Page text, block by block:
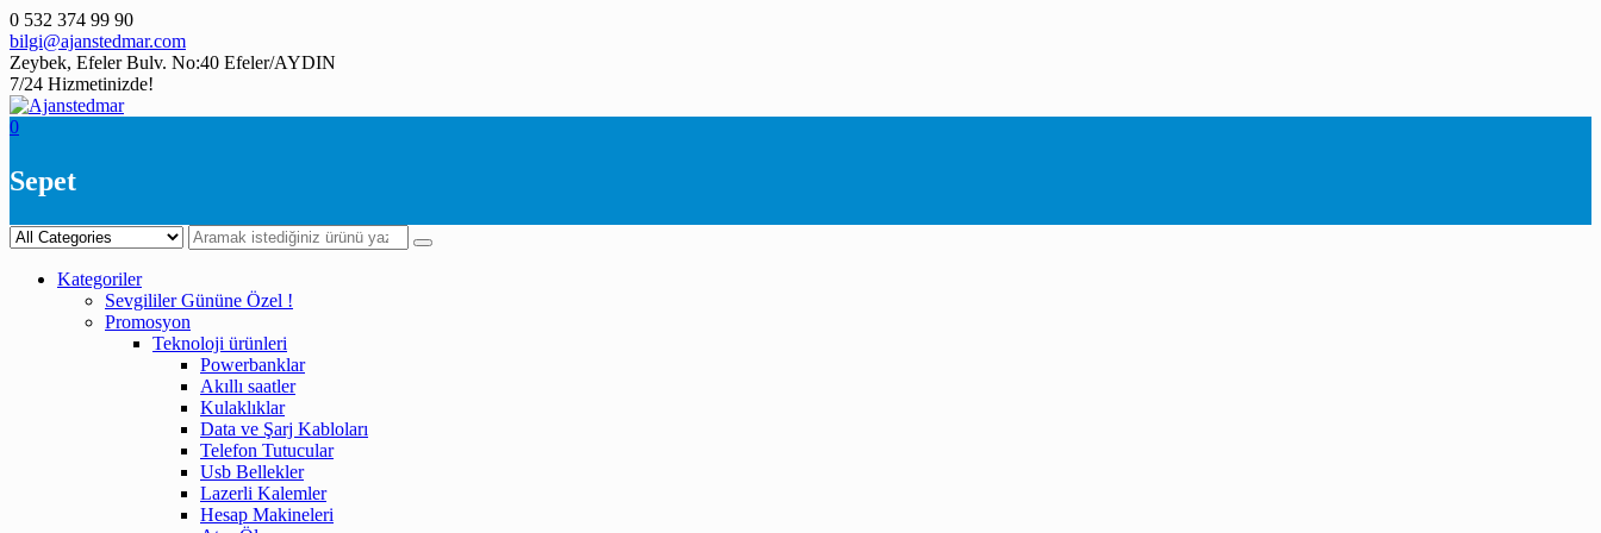
Skip
to
content
0 532 374 99 90
bilgi@ajanstedmar.com
Zeybek, Efeler Bulv. No:40 Efeler/AYDIN
7/24 Hizmetinizde!
0
Sepet
Kategoriler
Sevgililer Gününe Özel !
Promosyon
Teknoloji ürünleri
Powerbanklar
Akıllı saatler
Kulaklıklar
Data ve Şarj Kabloları
Telefon Tutucular
Usb Bellekler
Lazerli Kalemler
Hesap Makineleri